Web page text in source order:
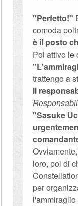
"Perfetto!"
comoda
è il posto
Poi attivo le
trattengo a
il
"Sasuke
loro, poi di
per